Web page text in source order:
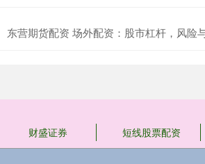
东营期货配资 场外配资：股市杠杆，风险
财盛证券 短线股票配资